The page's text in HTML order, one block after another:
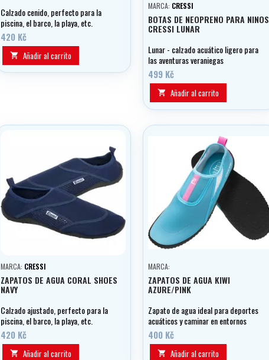
Calzado cenido, perfecto para la
piscina, el barco, la playa, etc.
420 Kč
 Añadir al carrito
MARCA: CRESSI
BOTAS DE NEOPRENO PARA NINOS
CRESSI LUNAR
Lunar - calzado acuático ligero para
las aventuras veraniegas
499 Kč
 Añadir al carrito
MARCA: CRESSI
ZAPATOS DE AGUA CORAL SHOES
NAVY
Calzado ajustado, perfecto para la
piscina, el barco, la playa, etc.
420 Kč
 Añadir al carrito
MARCA:
ZAPATOS DE AGUA KIWI
AZURE/PINK
Zapato de agua ideal para deportes
acuáticos y caminar en entornos
húmedos, junto al mar y en la playa
400 Kč
 Añadir al carrito